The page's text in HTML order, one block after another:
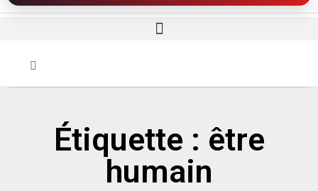
Étiquette : être
humain